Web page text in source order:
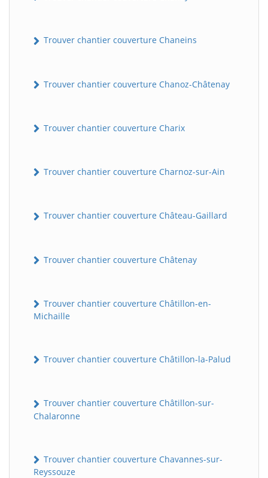
Trouver chantier couverture Chaneins
Trouver chantier couverture Chanoz-Châtenay
Trouver chantier couverture Charix
Trouver chantier couverture Charnoz-sur-Ain
Trouver chantier couverture Château-Gaillard
Trouver chantier couverture Châtenay
Trouver chantier couverture Châtillon-en-
Michaille
Trouver chantier couverture Châtillon-la-Palud
Trouver chantier couverture Châtillon-sur-
Chalaronne
Trouver chantier couverture Chavannes-sur-
Reyssouze